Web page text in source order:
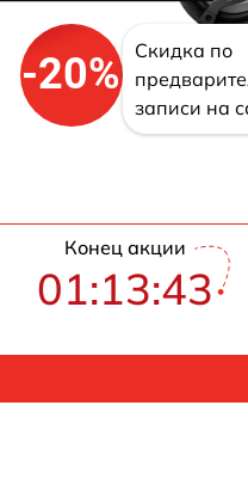
-20%
Скидка по
записи на
Конец акции
01:13:42